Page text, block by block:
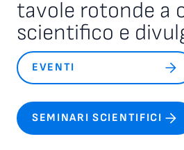
tavole rotonde a
scientifico e
EVENTI
SEMINARI SCIENTIFICI